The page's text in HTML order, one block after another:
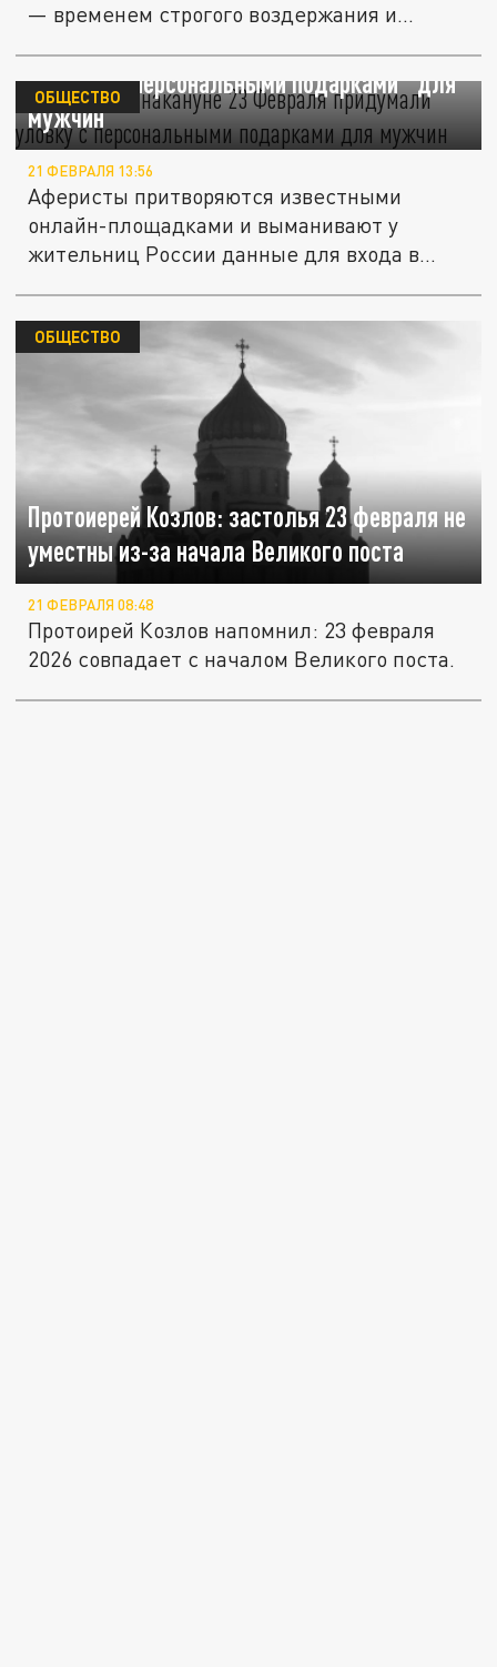
— временем строгого воздержания и...
Мошенники накануне 23 Февраля придумали
уловку с "персональными подарками" для
мужчин
ОБЩЕСТВО
21 ФЕВРАЛЯ 13:56
Аферисты притворяются известными
онлайн-площадками и выманивают у
жительниц России данные для входа в
Протоиерей Козлов: застолья 23 февраля не
уместны из-за начала Великого поста
ОБЩЕСТВО
21 ФЕВРАЛЯ 08:48
Протоирей Козлов напомнил: 23 февраля
2026 совпадает с началом Великого поста.